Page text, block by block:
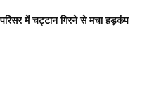
परिसर में चट्टान गिरने से मचा हड़कंप